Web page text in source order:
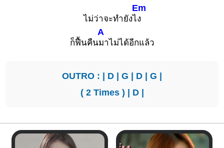
ไม่ว่าจะทำยังไ
Em
ง
ก็ฟื้นคืน
A
มาไม่ได้อีกแล้ว
OUTRO : | D | G | D | G |
( 2 Times ) | D|